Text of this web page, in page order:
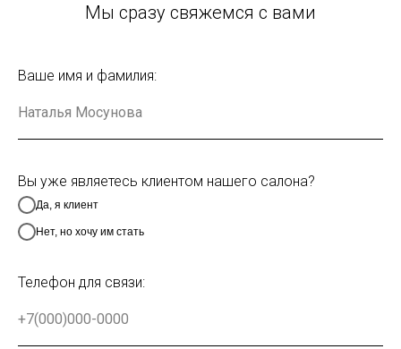
Мы сразу свяжемся с вами
Ваше имя и фамилия:
Вы уже являетесь клиентом нашего салона?
Да, я клиент
Нет, но хочу им стать
Телефон для связи: